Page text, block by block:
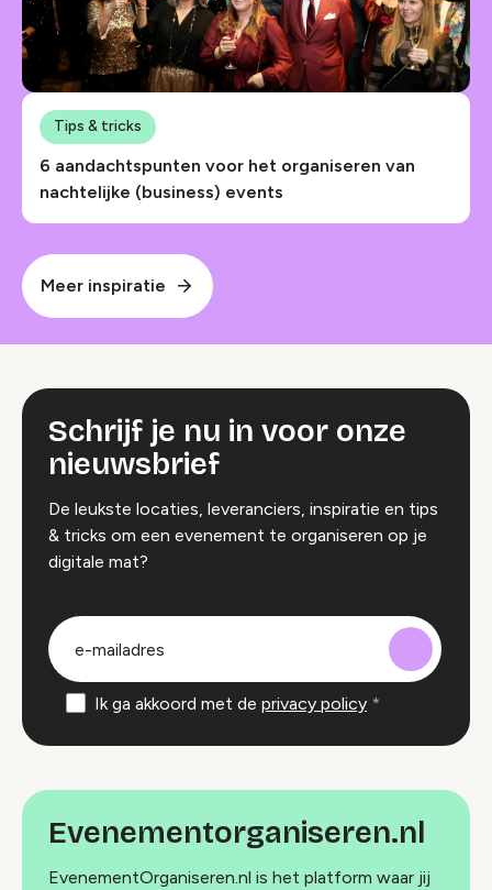
6 aandachtspunten voor het organiseren van
nachtelijke (business) events
Tips & tricks
Meer inspiratie
Schrijf je nu in voor onze
nieuwsbrief
De leukste locaties, leveranciers, inspiratie en tips
& tricks om een evenement te organiseren op je
digitale mat?
groep
Ik ga akkoord met de privacy policy
Evenementorganiseren.nl
EvenementOrganiseren.nl is het platform waar jij